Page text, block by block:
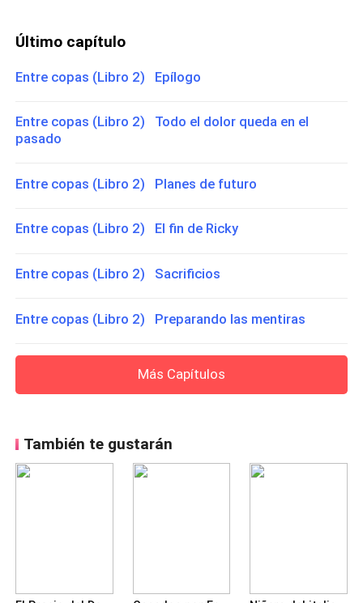
Último capítulo
Entre copas (Libro 2) Epílogo
Entre copas (Libro 2) Todo el dolor queda en el
pasado
Entre copas (Libro 2) Planes de futuro
Entre copas (Libro 2) El fin de Ricky
Entre copas (Libro 2) Sacrificios
Entre copas (Libro 2) Preparando las mentiras
Más Capítulos
También te gustarán